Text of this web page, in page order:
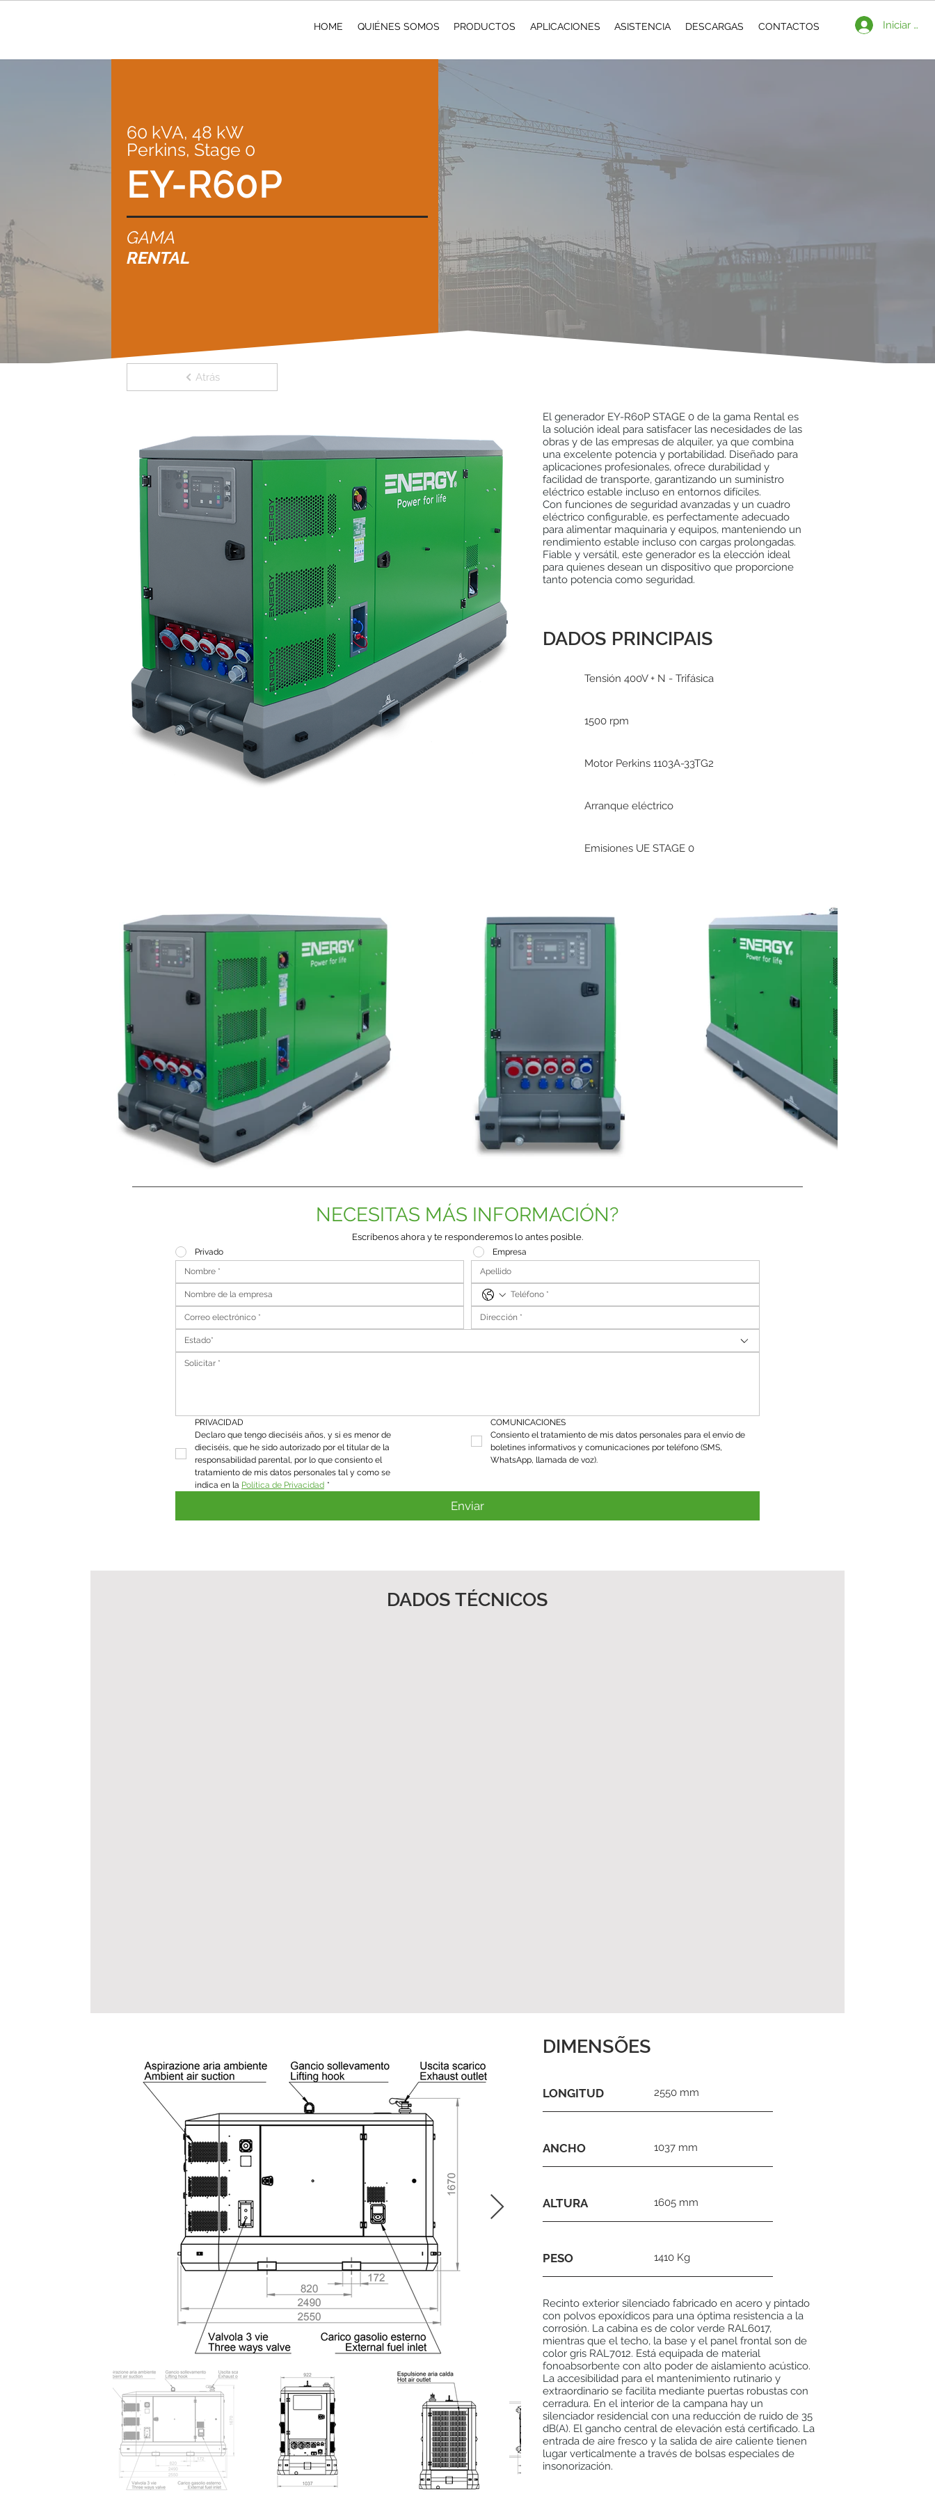
HOME QUIÉNES SOMOS PRODUCTOS APLICACIONES ASISTENCIA DESCARGAS CONTACTOS Iniciar
60 kVA, 48 kW
Perkins, Stage 0
EY-R60P
GAMA
RENTAL
Atrás
El generador EY-R60P STAGE 0 de la gama Rental es
la solución ideal para satisfacer las necesidades de las
obras y de las empresas de alquiler, ya que combina
una excelente potencia y portabilidad. Diseñado para
aplicaciones profesionales, ofrece durabilidad y
facilidad de transporte, garantizando un suministro
eléctrico estable incluso en entornos difíciles.
Con funciones de seguridad avanzadas y un cuadro
eléctrico configurable, es perfectamente adecuado
para alimentar maquinaria y equipos, manteniendo un
rendimiento estable incluso con cargas prolongadas.
Fiable y versátil, este generador es la elección ideal
para quienes desean un dispositivo que proporcione
tanto potencia como seguridad.
DADOS PRINCIPAIS
Tensión 400V + N - Trifásica
1500 rpm
Motor Perkins 1103A-33TG2
Arranque eléctrico
Emisiones UE STAGE 0
NECESITAS MÁS INFORMACIÓN?
Escríbenos ahora y te responderemos lo antes posible.
Privado Empresa
Estado*
PRIVACIDAD
Declaro que tengo dieciséis años, y si es menor de
dieciséis, que he sido autorizado por el titular de la
responsabilidad parental, por lo que consiento el
tratamiento de mis datos personales tal y como se
indica en la Política de Privacidad *
COMUNICACIONES
Consiento el tratamiento de mis datos personales para el envío de
boletines informativos y comunicaciones por teléfono (SMS,
WhatsApp, llamada de voz).
Enviar
DADOS TÉCNICOS
DIMENSÕES
LONGITUD 2550 mm
ANCHO 1037 mm
ALTURA 1605 mm
PESO 1410 Kg
Recinto exterior silenciado fabricado en acero y pintado
con polvos epoxídicos para una óptima resistencia a la
corrosión. La cabina es de color verde RAL6017,
mientras que el techo, la base y el panel frontal son de
color gris RAL7012. Está equipada de material
fonoabsorbente con alto poder de aislamiento acústico.
La accesibilidad para el mantenimiento rutinario y
extraordinario se facilita mediante puertas robustas con
cerradura. En el interior de la campana hay un
silenciador residencial con una reducción de ruido de 35
dB(A). El gancho central de elevación está certificado. La
entrada de aire fresco y la salida de aire caliente tienen
lugar verticalmente a través de bolsas especiales de
insonorización.